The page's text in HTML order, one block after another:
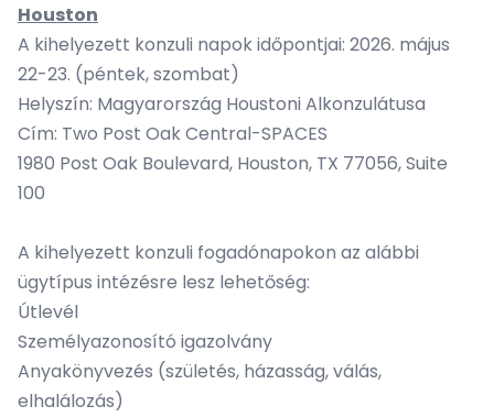
Houston
A kihelyezett konzuli napok időpontjai: 2026. május
22-23. (péntek, szombat)
Helyszín: Magyarország Houstoni Alkonzulátusa
Cím: Two Post Oak Central-SPACES
1980 Post Oak Boulevard, Houston, TX 77056, Suite
100
A kihelyezett konzuli fogadónapokon az alábbi
ügytípus intézésre lesz lehetőség:
Útlevél
Személyazonosító igazolvány
Anyakönyvezés (születés, házasság, válás,
elhalálozás)